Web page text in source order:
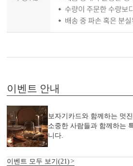
이벤트 안내
보자기카드와 함께하는 멋
소중한 사람들과 함께하는
니다.
이벤트 모두 보기(21)